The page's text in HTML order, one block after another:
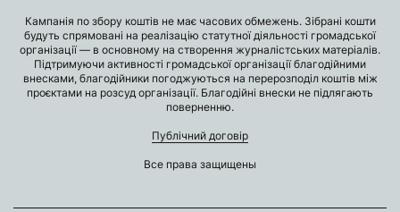
Кампанія по збору коштів не має часових обмежень. Зібрані кошти
будуть спрямовані на реалізацію статутної діяльності громадської
організації — в основному на створення журналістських матеріалів.
Підтримуючи активності громадської організації благодійними
внесками, благодійники погоджуються на перерозподіл коштів між
проєктами на розсуд організації. Благодійні внески не підлягають
поверненню.
Публічний договір
Все права защищены